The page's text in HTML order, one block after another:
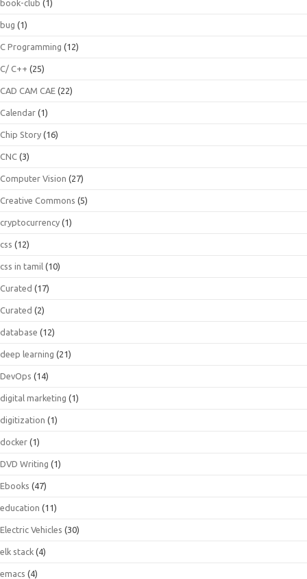
book-club (1)
bug (1)
C Programming (12)
C/ C++ (25)
CAD CAM CAE (22)
Calendar (1)
Chip Story (16)
CNC (3)
Computer Vision (27)
Creative Commons (5)
cryptocurrency (1)
css (12)
css in tamil (10)
Curated (17)
Curated (2)
database (12)
deep learning (21)
DevOps (14)
digital marketing (1)
digitization (1)
docker (1)
DVD Writing (1)
Ebooks (47)
education (11)
Electric Vehicles (30)
elk stack (4)
emacs (4)